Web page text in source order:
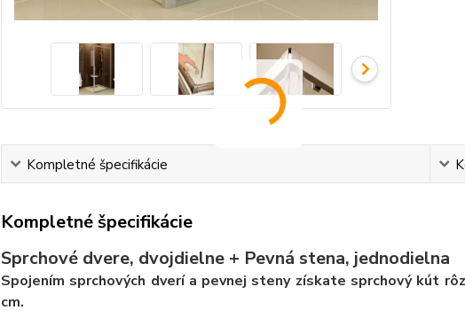
Kompletné špecifikácie
Kompletné špecifikácie
Sprchové dvere, dvojdielne + Pevná stena, jednodielna
Spojením sprchových dverí a pevnej steny získate sprchový kút
cm.